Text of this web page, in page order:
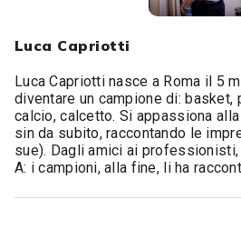
Luca Capriotti
Luca Capriotti nasce a Roma il 5
diventare un campione di: basket,
calcio, calcetto. Si appassiona
sin da subito, raccontando le
sue). Dagli amici ai
A: i campioni, alla fine, li ha